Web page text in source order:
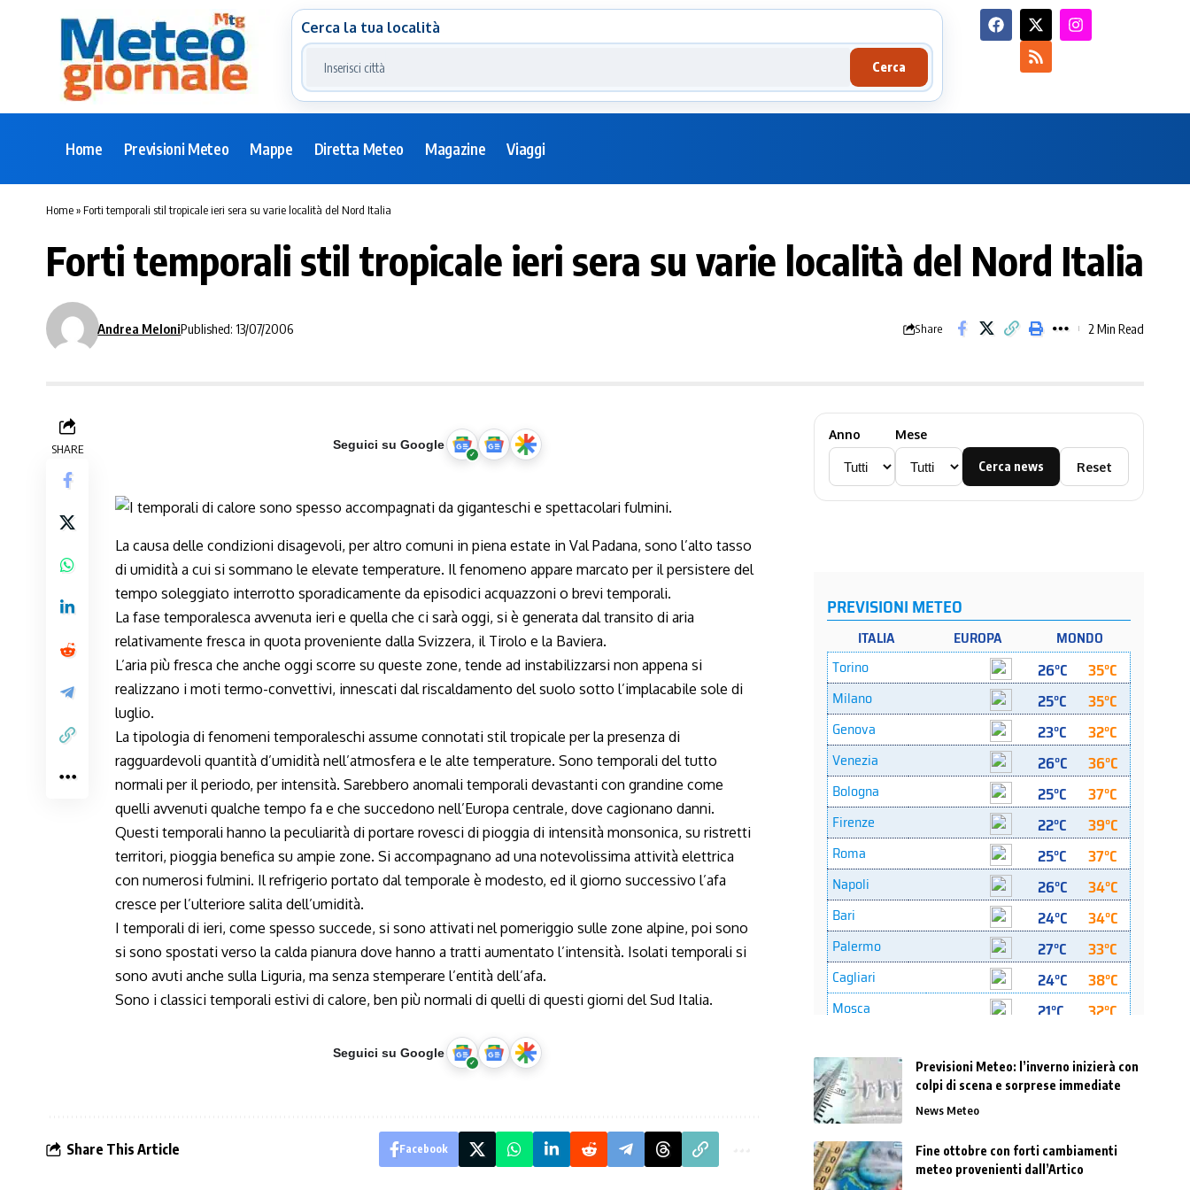
Cerca la tua località
Cerca
Home Previsioni Meteo Mappe Diretta Meteo Magazine Viaggi
Home»Forti temporali stil tropicale ieri sera su varie località del Nord Italia
Forti temporali stil tropicale ieri sera su varie località del Nord Italia
Andrea MeloniPublished: 13/07/2006 Share 2 Min Read
SHARE Seguici su Google
La causa delle condizioni disagevoli, per altro comuni in piena estate in Val Padana, sono l’alto tasso
di umidità a cui si sommano le elevate temperature. Il fenomeno appare marcato per il persistere del
tempo soleggiato interrotto sporadicamente da episodici acquazzoni o brevi temporali.
La fase temporalesca avvenuta ieri e quella che ci sarà oggi, si è generata dal transito di aria
relativamente fresca in quota proveniente dalla Svizzera, il Tirolo e la Baviera.
L’aria più fresca che anche oggi scorre su queste zone, tende ad instabilizzarsi non appena si
realizzano i moti termo-convettivi, innescati dal riscaldamento del suolo sotto l’implacabile sole di
luglio.
La tipologia di fenomeni temporaleschi assume connotati stil tropicale per la presenza di
ragguardevoli quantità d’umidità nell’atmosfera e le alte temperature. Sono temporali del tutto
normali per il periodo, per intensità. Sarebbero anomali temporali devastanti con grandine come
quelli avvenuti qualche tempo fa e che succedono nell’Europa centrale, dove cagionano danni.
Questi temporali hanno la peculiarità di portare rovesci di pioggia di intensità monsonica, su ristretti
territori, pioggia benefica su ampie zone. Si accompagnano ad una notevolissima attività elettrica
con numerosi fulmini. Il refrigerio portato dal temporale è modesto, ed il giorno successivo l’afa
cresce per l’ulteriore salita dell’umidità.
I temporali di ieri, come spesso succede, si sono attivati nel pomeriggio sulle zone alpine, poi sono
si sono spostati verso la calda pianura dove hanno a tratti aumentato l’intensità. Isolati temporali si
sono avuti anche sulla Liguria, ma senza stemperare l’entità dell’afa.
Sono i classici temporali estivi di calore, ben più normali di quelli di questi giorni del Sud Italia.
Seguici su Google
Share This Article Facebook
Anno Mese
Cerca news Reset
Previsioni Meteo: l’inverno inizierà con
colpi di scena e sorprese immediate
News Meteo
Fine ottobre con forti cambiamenti
meteo provenienti dall’Artico